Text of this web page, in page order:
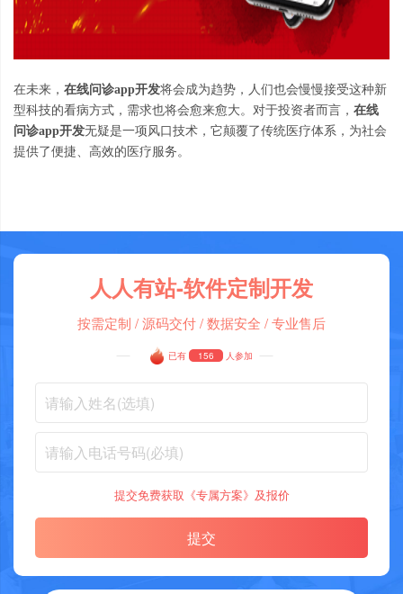
在未来 ， 在线问诊app开发将会成为趋势 ， 人们也会慢慢接受这种新
型科技的看病方式 ， 需求也将会愈来愈大。 对于投资者而言 ， 在线
问诊app开发无疑是一项风口技术 ， 它颠覆了传统医疗体系 ， 为社会
提供了便捷、 高效的医疗服务。
人人有站-软件定制开发
按需定制 / 源码交付 / 数据安全 / 专业售后
已有 156 人参加
提交免费获取《专属方案》及报价
提交